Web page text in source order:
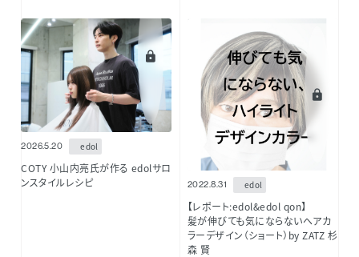
2026.5.20 edol
COTY 小山内亮氏が作る edolサロ
ンスタイルレシピ
2022.8.31 edol
【レポート:edol&edol qon】
髪が伸びても気にならないヘアカ
ラーデザイン（ショート）by ZATZ 杉
森 賢